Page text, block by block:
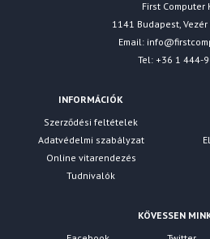
First Computer
1141 Budapest,
Email:
Tel: +36 1 444-
INFORMÁCIÓK
Szerződési feltételek
Adatvédelmi szabályzat
Online vitarendezés
Tudnivalók
KÖVESSEN